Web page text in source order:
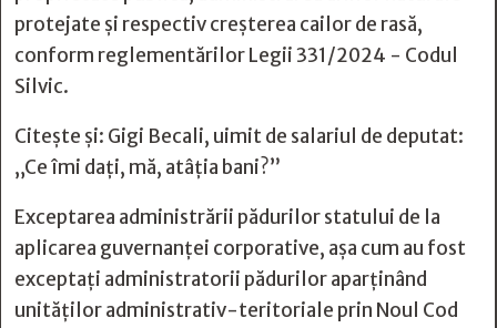
protejate şi respectiv creşterea cailor de rasă,
conform reglementărilor Legii 331/2024 - Codul
Silvic.
Citește și: Gigi Becali, uimit de salariul de deputat:
„Ce îmi dați, mă, atâția bani?”
Exceptarea administrării pădurilor statului de la
aplicarea guvernanţei corporative, aşa cum au fost
exceptaţi administratorii pădurilor aparţinând
unităţilor administrativ-teritoriale prin Noul Cod